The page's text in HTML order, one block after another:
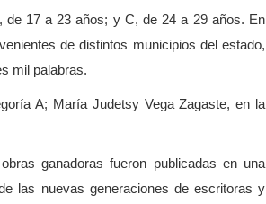
de 17 a 23 años; y C, de 24 a 29 años. En
de distintos municipios del estado,
mil palabras.
A; María Judetsy Vega Zagaste, en la
ganadoras fueron publicadas en una
las nuevas generaciones de escritoras y